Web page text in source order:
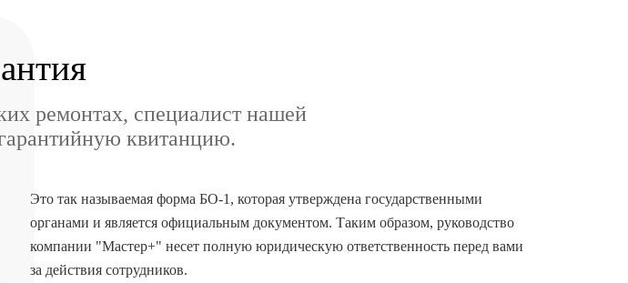
ремонтах, специалист нашей
квитанцию.
Это так называемая форма БО-1, которая утверждена государственными
органами и является официальным документом. Таким образом, руководство
компании "Мастер+" несет полную юридическую ответственность перед вами
за действия сотрудников.